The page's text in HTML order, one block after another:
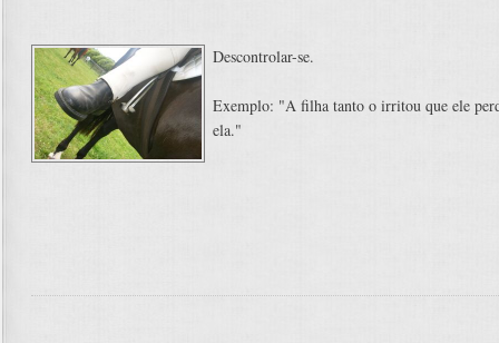
Descontrolar-se.
Exemplo: "A filha tanto o irritou que ele
ela."